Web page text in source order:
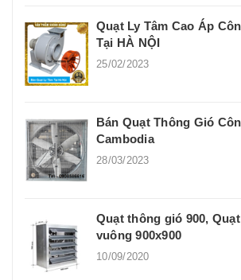
Quạt Ly Tâm Cao Áp
Tại HÀ NỘI
25/02/2023
Bán Quạt Thông Gió
Cambodia
28/03/2023
Quạt thông gió 900,
vuông 900x900
10/09/2020